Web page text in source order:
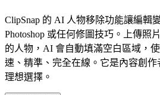
ClipSnap 的 AI 人物移除功能讓編輯
Photoshop 或任何修圖技巧。上傳照
的人物，AI 會自動填滿空白區域，
速、精準、完全在線。它是內容創
理想選擇。